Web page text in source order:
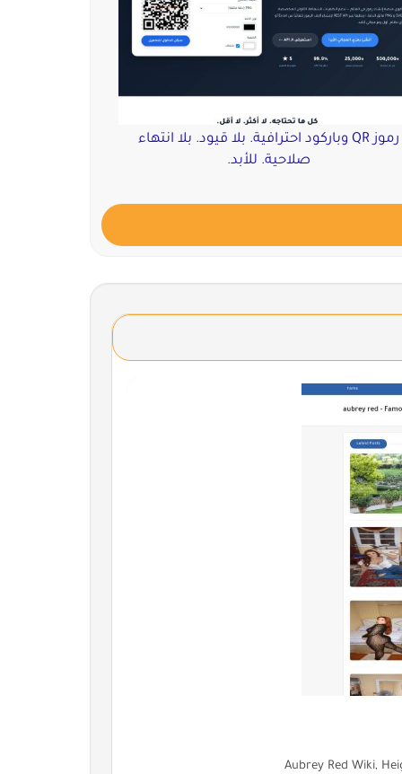
رموز QR وباركود احترافية. بلا قيود. بلا انتهاء
صلاحية. للأبد.
Aubrey Red Wiki,